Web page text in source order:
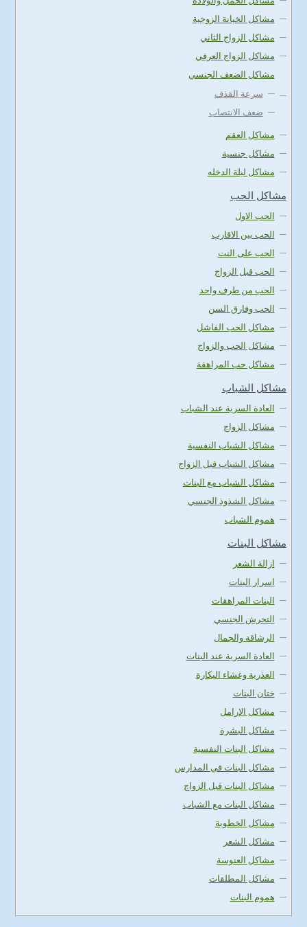
مشاكل الخيانة الزوجية
مشاكل الزواج الثاني
مشاكل الزواج العرفي
مشاكل الضعف الجنسي
سرعة القذف
ضعف الانتصاب
مشاكل العقم
مشاكل جنسية
مشاكل ليلة الدخله
مشاكل الحب
الحب الاول
الحب بين الاقارب
الحب على النت
الحب قبل الزواج
الحب من طرف واحد
الحب وفارق السن
مشاكل الحب الفاشل
مشاكل الحب والزواج
مشاكل حب المراهقة
مشاكل الشباب
العادة السرية عند الشباب
مشاكل الزواج
مشاكل الشباب النفسية
مشاكل الشباب قبل الزواج
مشاكل الشباب مع البنات
مشاكل الشذوذ الجنسي
هموم الشباب
مشاكل البنات
ازالة الشعر
اسرار البنات
البنات المراهقات
التحرش الجنسي
الرشاقة والجمال
العادة السرية عند البنات
العذرية وغشاء البكارة
ختان البنات
مشاكل الارامل
مشاكل البشرة
مشاكل البنات النفسية
مشاكل البنات في المدارس
مشاكل البنات قبل الزواج
مشاكل البنات مع الشباب
مشاكل الخطوبة
مشاكل الشعر
مشاكل العنوسة
مشاكل المطلقات
هموم البنات